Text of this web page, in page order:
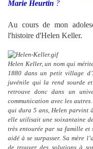
Marie Heurtin ?
Au cours de mon
l'histoire d'Helen Keller.
Helen Keller, un nom qui
1880 dans un petit village
juvénile qui la rend sourde
retrouve donc dans un
communication avec les
qui dura 5 ans, Helen parvint
elle utilisait une soixantaine
très entourée par sa famille et
aidé à se surpasser. Sa mère
de trouver des solutions à